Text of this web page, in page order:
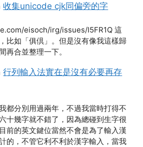
收集unicode cjk同偏旁的字
eisoch/irg/issues/I5FR1Q 這
比如「俱倶」。但是沒有像我這樣歸
再合並整理一下。
行列輸入法實在是沒有必要再存
都分別用過兩年，不過我當時打得不
十幾字就不錯了，因為總碰到生字很
前的英文鍵位當然不會是為了輸入漢
的，不管它利不利於漢字輸入，當我